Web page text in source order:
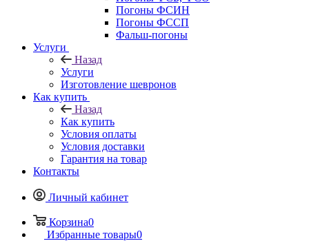
Погоны ФСИН
Погоны ФССП
Фальш-погоны
Услуги
Назад
Услуги
Изготовление шевронов
Как купить
Назад
Как купить
Условия оплаты
Условия доставки
Гарантия на товар
Контакты
Личный кабинет
Корзина0
Избранные товары0